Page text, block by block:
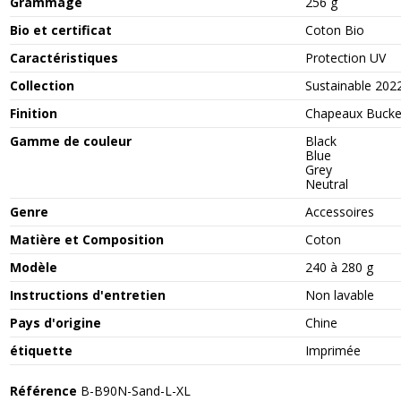
Bio et certificat
Coton Bio
Caractéristiques
Protection UV
Collection
Sustainable
Finition
Chapeaux
Gamme de couleur
Black
Blue
Grey
Neutral
Genre
Accessoires
Matière et Composition
Coton
Modèle
240 à 280 g
Instructions d'entretien
Non lavable
Pays d'origine
Chine
étiquette
Imprimée
Référence B-B90N-Sand-L-XL